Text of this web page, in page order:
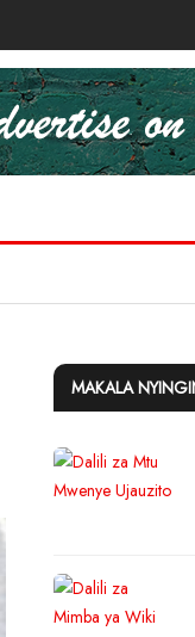
MAKALA